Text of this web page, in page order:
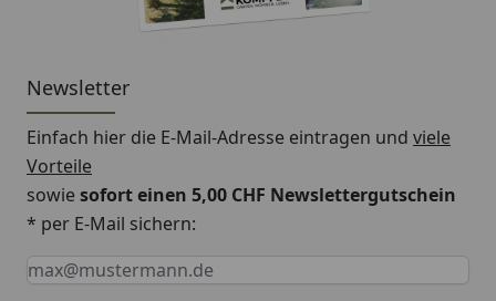
Newsletter
Einfach hier die E-Mail-Adresse eintragen und viele
Vorteile
sowiesofort einen 5,00 CHF Newslettergutschein
* per E-Mail sichern:
Keine Eingabe erforderlich
Eingabe erforderlich
E-Mail *